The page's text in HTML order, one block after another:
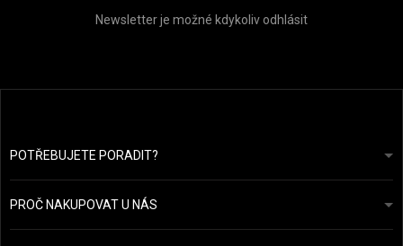
Newsletter je možné kdykoliv odhlásit
POTŘEBUJETE PORADIT?info@prozdravevlasy.cz
Odpovíme do 24 hodin.
PROČ NAKUPOVAT U NÁS
Obchodní podmínky
Ochrana osobních údajů
Přehled plateb a dopravy
Náš příběh